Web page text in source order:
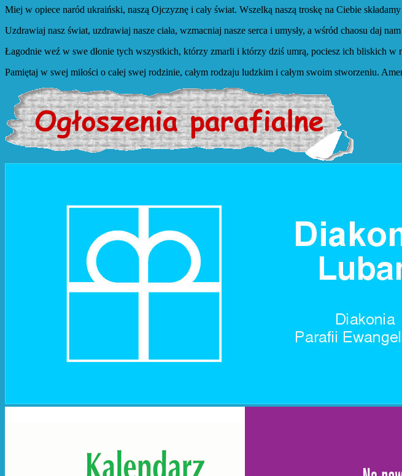
Miej w opiece naród ukraiński, naszą Ojczyznę i cały świat. Wszelką naszą troskę na Ciebie
Uzdrawiaj nasz świat, uzdrawiaj nasze ciała, wzmacniaj nasze serca i umysły, a wśród chaosu daj
Łagodnie weź w swe dłonie tych wszystkich, którzy zmarli i którzy dziś umrą, pociesz ich bliskich
Pamiętaj w swej miłości o całej swej rodzinie, całym rodzaju ludzkim i całym swoim stworzeniu.